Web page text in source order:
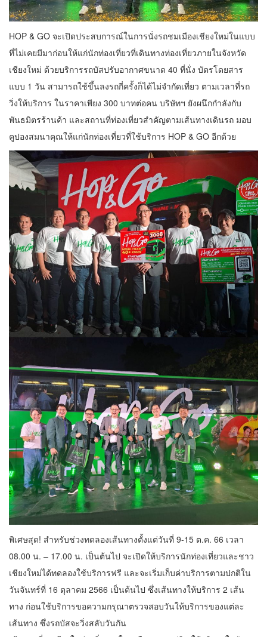
HOP & GO จะเปิดประสบการณ์ในการนั่งรถชมเมืองเชียงใหม่ในแบบ
ที่ไม่เคยมีมาก่อนให้แก่นักท่องเที่ยวที่เดินทางท่องเที่ยวภายในจังหวัด
เชียงใหม่ ด้วยบริการรถบัสปรับอากาศขนาด 40 ที่นั่ง บัตรโดยสาร
แบบ 1 วัน สามารถใช้ขึ้นลงรถกี่ครั้งก็ได้ไม่จำกัดเที่ยว ตามเวลาที่รถ
วิ่งให้บริการ ในราคาเพียง 300 บาทต่อคน บริษัทฯ ยังผนึกกำลังกับ
พันธมิตรร้านค้า และสถานที่ท่องเที่ยวสำคัญตามเส้นทางเดินรถ มอบ
คูปองสมนาคุณให้แก่นักท่องเที่ยวที่ใช้บริการ HOP & GO อีกด้วย
พิเศษสุด! สำหรับช่วงทดลองเส้นทางตั้งแต่วันที่ 9-15 ต.ค. 66 เวลา
08.00 น. – 17.00 น. เป็นต้นไป จะเปิดให้บริการนักท่องเที่ยวและชาว
เชียงใหม่ได้ทดลองใช้บริการฟรี และจะเริ่มเก็บค่าบริการตามปกติใน
วันจันทร์ที่ 16 ตุลาคม 2566 เป็นต้นไป ซึ่งเส้นทางให้บริการ 2 เส้น
ทาง ก่อนใช้บริการขอความกรุณาตรวจสอบวันให้บริการของแต่ละ
เส้นทาง ซึ่งรถบัสจะวิ่งสลับวันกัน